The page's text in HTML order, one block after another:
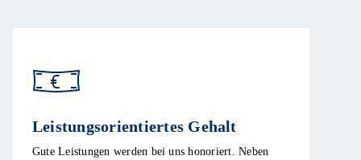
Leistungsorientiertes Gehalt
Gute Leistungen werden bei uns honoriert. Neben